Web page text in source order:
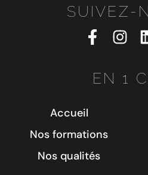
SUIVEZ-
EN 1
Accueil
Nos formations
Nos qualités